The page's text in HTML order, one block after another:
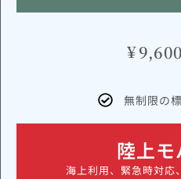
¥
無制限の
陸上
海上利用、緊急時対応